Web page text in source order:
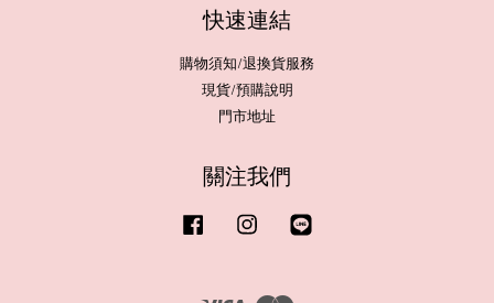
快速連結
購物須知/退換貨服務
現貨/預購說明
門市地址
關注我們
Facebook Instagram